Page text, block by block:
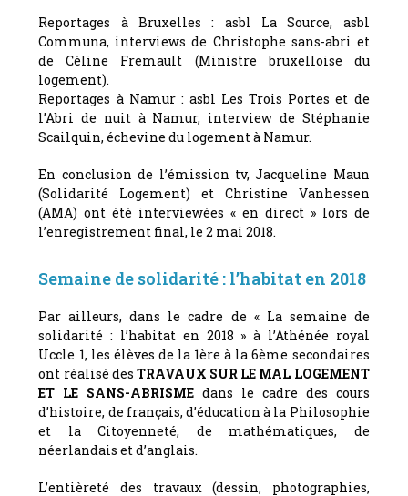
Reportages à Bruxelles : asbl La Source, asbl
Communa, interviews de Christophe sans-abri et
de Céline Fremault (Ministre bruxelloise du
logement).
Reportages à Namur : asbl Les Trois Portes et de
l’Abri de nuit à Namur, interview de Stéphanie
Scailquin, échevine du logement à Namur.
En conclusion de l’émission tv, Jacqueline Maun
(Solidarité Logement) et Christine Vanhessen
(AMA) ont été interviewées « en direct » lors de
l’enregistrement final, le 2 mai 2018.
Semaine de solidarité : l’habitat en 2018
Par ailleurs, dans le cadre de « La semaine de
solidarité : l’habitat en 2018 » à l’Athénée royal
Uccle 1, les élèves de la 1ère à la 6ème secondaires
ont réalisé des TRAVAUX SUR LE MAL LOGEMENT
ET LE SANS-ABRISME dans le cadre des cours
d’histoire, de français, d’éducation à la Philosophie
et la Citoyenneté, de mathématiques, de
néerlandais et d’anglais.
L’entièreté des travaux (dessin, photographies,